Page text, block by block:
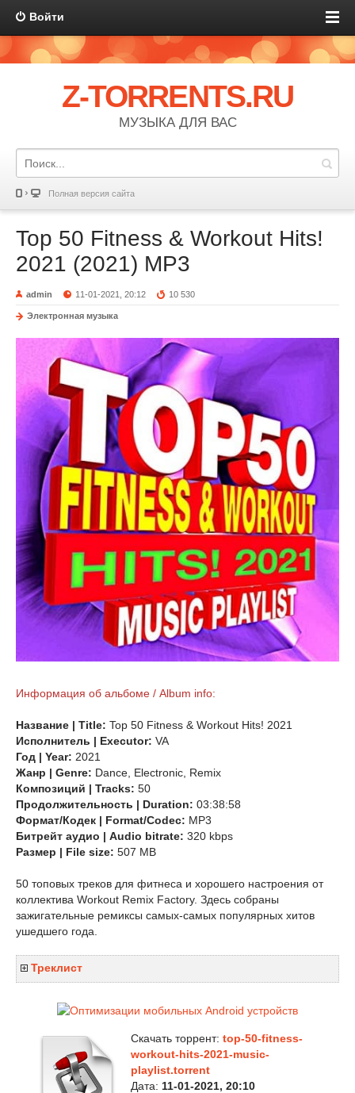
Войти
Z-TORRENTS.RU
МУЗЫКА ДЛЯ ВАС
Полная версия сайта
Top 50 Fitness & Workout Hits!
2021 (2021) MP3
admin 11-01-2021, 20:12 10 530
Электронная музыка
Информация об альбоме / Album info:
Название | Title: Top 50 Fitness & Workout Hits! 2021
Исполнитель | Executor: VA
Год | Year: 2021
Жанр | Genre: Dance, Electronic, Remix
Композиций | Tracks: 50
Продолжительность | Duration: 03:38:58
Формат/Кодек | Format/Codec: MP3
Битрейт аудио | Audio bitrate: 320 kbps
Размер | File size: 507 MB
50 топовых треков для фитнеса и хорошего настроения от
коллектива Workout Remix Factory. Здесь собраны
зажигательные ремиксы самых-самых популярных хитов
ушедшего года.
Треклист
Скачать торрент: top-50-fitness-
workout-hits-2021-music-
playlist.torrent
Дата: 11-01-2021, 20:10